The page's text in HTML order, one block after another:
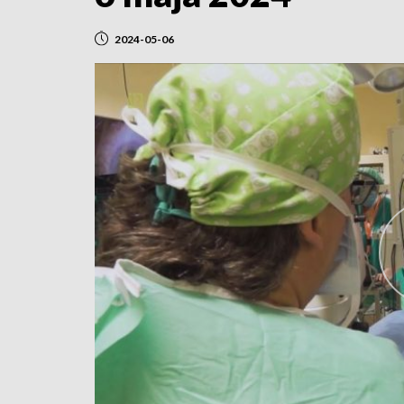
2024-05-06